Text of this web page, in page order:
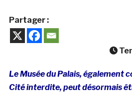
Partager :
Le Musée du Palais, également
Cité interdite, peut désormais